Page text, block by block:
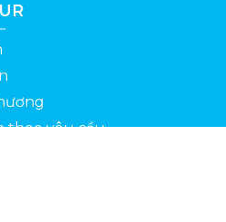
theo yêu cầu